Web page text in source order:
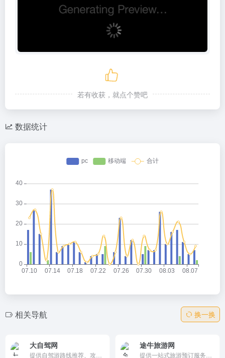
若有收获，就点个赞吧
数据统计
相关导航 换一换
大自驾网 途牛旅游网